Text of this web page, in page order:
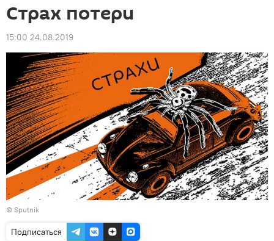
Страх потери
15:00 24.08.2019
© Sputnik
Подписаться